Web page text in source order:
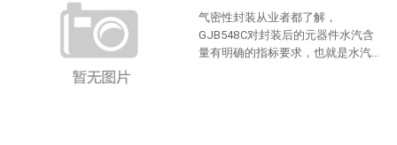
气密性封装从业者都了解，
GJB548C对封装后的元器件水汽含
量有明确的指标要求，也就是水汽含